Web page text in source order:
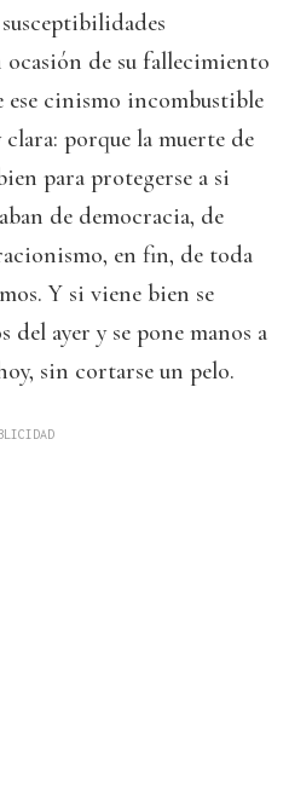
de su fallecimiento
ese cinismo incombustible
clara: porque la muerte de
para protegerse a si
de democracia, de
en fin, de toda
Y si viene bien se
ayer y se pone manos a
sin cortarse un pelo.